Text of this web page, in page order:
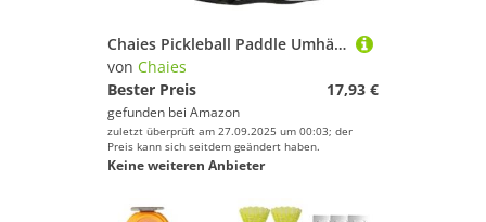
Chaies Pickleball Paddle Umhängetasche | Große Tennisschlägertasche – Große Tasche für Tennisschläger – wasserdichte tragbare Tasche für Badmintonschläger mit großer Kapazität
von Chaies
Bester Preis
17,93 €
gefunden bei Amazon
zuletzt überprüft am 27.09.2025 um 00:03; der
Preis kann sich seitdem geändert haben.
Keine weiteren Anbieter